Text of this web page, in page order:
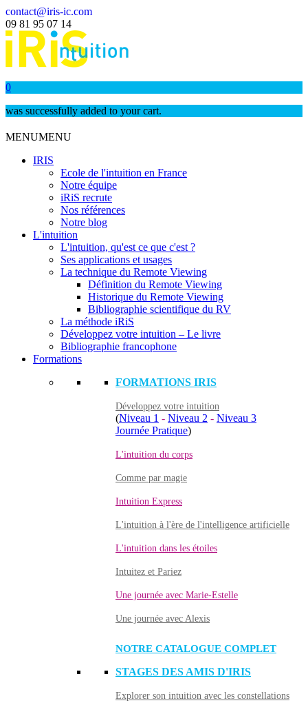
contact@iris-ic.com
09 81 95 07 14
0
was successfully added to your cart.
MENUMENU
IRIS
Ecole de l'intuition en France
Notre équipe
iRiS recrute
Nos références
Notre blog
L'intuition
L'intuition, qu'est ce que c'est ?
Ses applications et usages
La technique du Remote Viewing
Définition du Remote Viewing
Historique du Remote Viewing
Bibliographie scientifique du RV
La méthode iRiS
Développez votre intuition – Le livre
Bibliographie francophone
Formations
FORMATIONS IRIS
Développez votre intuition
(Niveau 1 - Niveau 2 - Niveau 3
Journée Pratique)
L'intuition du corps
Comme par magie
Intuition Express
L'intuition à l'ère de l'intelligence artificielle
L'intuition dans les étoiles
Intuitez et Pariez
Une journée avec Marie-Estelle
Une journée avec Alexis
NOTRE CATALOGUE COMPLET
STAGES DES AMIS D'IRIS
Explorer son intuition avec les constellations